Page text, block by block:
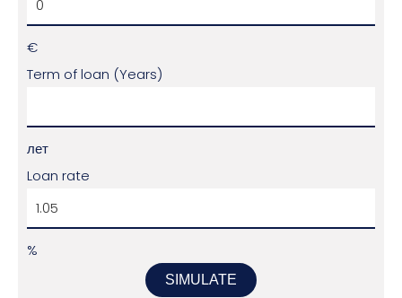
€
Term of loan (Years)
лет
Loan rate
%
SIMULATE